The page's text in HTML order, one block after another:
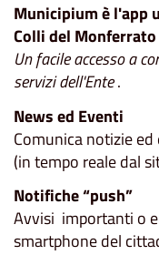
Municipium è l'app
Colli del Monferrato
Un facile accesso a
servizi dell'Ente.
News ed Eventi
Comunica notizie
(in tempo reale dal
Notifiche “push”
Avvisi importanti o
smartphone del